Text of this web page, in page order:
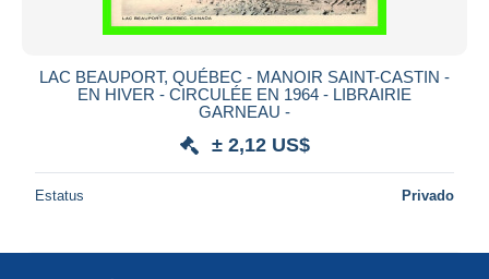
LAC BEAUPORT, QUÉBEC - MANOIR SAINT-CASTIN -
EN HIVER - CIRCULÉE EN 1964 - LIBRAIRIE
GARNEAU -
± 2,12 US$
Estatus Privado